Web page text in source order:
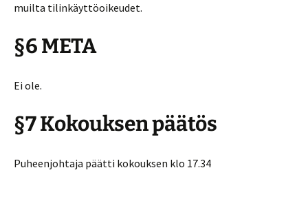
muilta tilinkäyttöoikeudet.
§6 META
Ei ole.
§7 Kokouksen päätös
Puheenjohtaja päätti kokouksen klo 17.34